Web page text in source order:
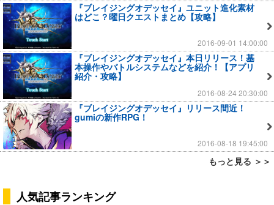
『ブレイジングオデッセイ』ユニット進化素材
はどこ？曜日クエストまとめ【攻略】
2016-09-01 14:00:00
『ブレイジングオデッセイ』本日リリース！基
本操作やバトルシステムなどを紹介！【アプリ
紹介・攻略】
2016-08-24 20:30:00
『ブレイジングオデッセイ』リリース間近！
gumiの新作RPG！
2016-08-18 19:45:00
もっと見る ＞＞
人気記事ランキング